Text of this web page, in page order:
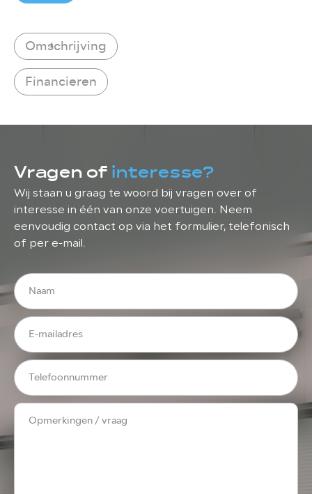
Omschrijving
Financieren
Vragen of interesse?
Wij staan u graag te woord bij vragen over of
interesse in één van onze voertuigen. Neem
eenvoudig contact op via het formulier, telefonisch
of per e-mail.